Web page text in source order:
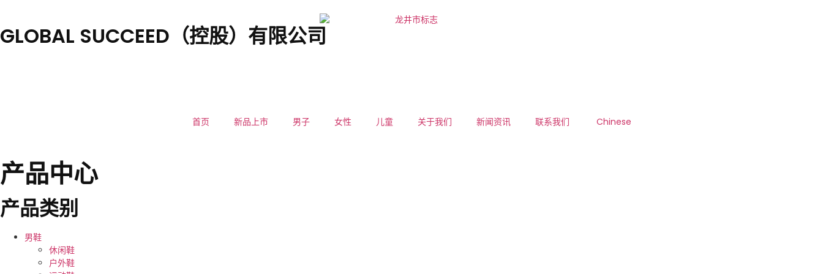
GLOBAL SUCCEED（控股）有限公司
首页 新品上市 男子 女性 儿童 关于我们 新闻资讯 联系我们 Chinese
产品中心
产品类别
男鞋
休闲鞋
户外鞋